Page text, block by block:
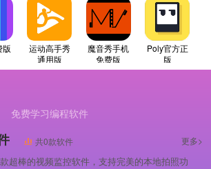
版
运动高手秀
通用版
魔音秀手机
免费版
Poly官方正
版
免费学习编程软件
共0款软件 更多>
超棒的视频监控软件，支持完美的本地拍照功